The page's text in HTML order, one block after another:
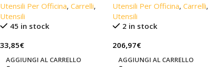
Utensili Per Officina, Carrelli,
Utensili
45 in stock
33,85€
AGGIUNGI AL CARRELLO
Utensili Per Officina, Carrelli,
Utensili
2 in stock
206,97€
AGGIUNGI AL CARRELLO